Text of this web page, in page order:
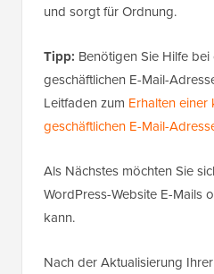
und sorgt für Ordnung.
Tipp: Benötigen Sie Hilfe
geschäftlichen E-Mail-
Leitfaden zum Erhalten
geschäftlichen E-Mail-
Als Nächstes möchten Sie
WordPress-Website E-Mails
kann.
Nach der Aktualisierung